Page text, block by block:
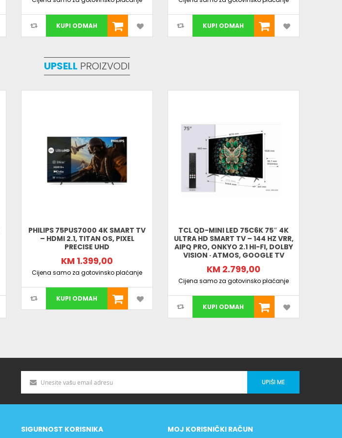
KUPI ODMAH KUPI ODMAH
UPSELL PROIZVODI
PHILIPS 75PUS7000 4K SMART TV
– HDMI 2.1, TITAN OS, PIXEL
PRECISE UHD
KM 1.399,00
Cijena samo za gotovinsko plaćanje
KUPI ODMAH
TCL QD-MINI LED 75C6K 75″ 4K
ULTRA HD SMART TV – 144 HZ VRR,
AIPQ PRO, ONKYO 2.1 HI-FI, DOLBY
VISION · ATMOS, GOOGLE TV
KM 2.799,00
Cijena samo za gotovinsko plaćanje
KUPI ODMAH
UPIŠI ME
SIGURNOST KORISNIKA MOJ KORISNIČKI RAČUN